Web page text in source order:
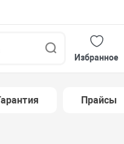
Избранное
Прайсы